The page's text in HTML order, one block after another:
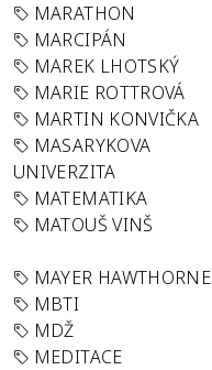
MARATHON
MARCIPÁN
MAREK LHOTSKÝ
MARIE ROTTROVÁ
MARTIN KONVIČKA
MASARYKOVA
UNIVERZITA
MATEMATIKA
MATOUŠ VINŠ
MAYER HAWTHORNE
MBTI
MDŽ
MEDITACE